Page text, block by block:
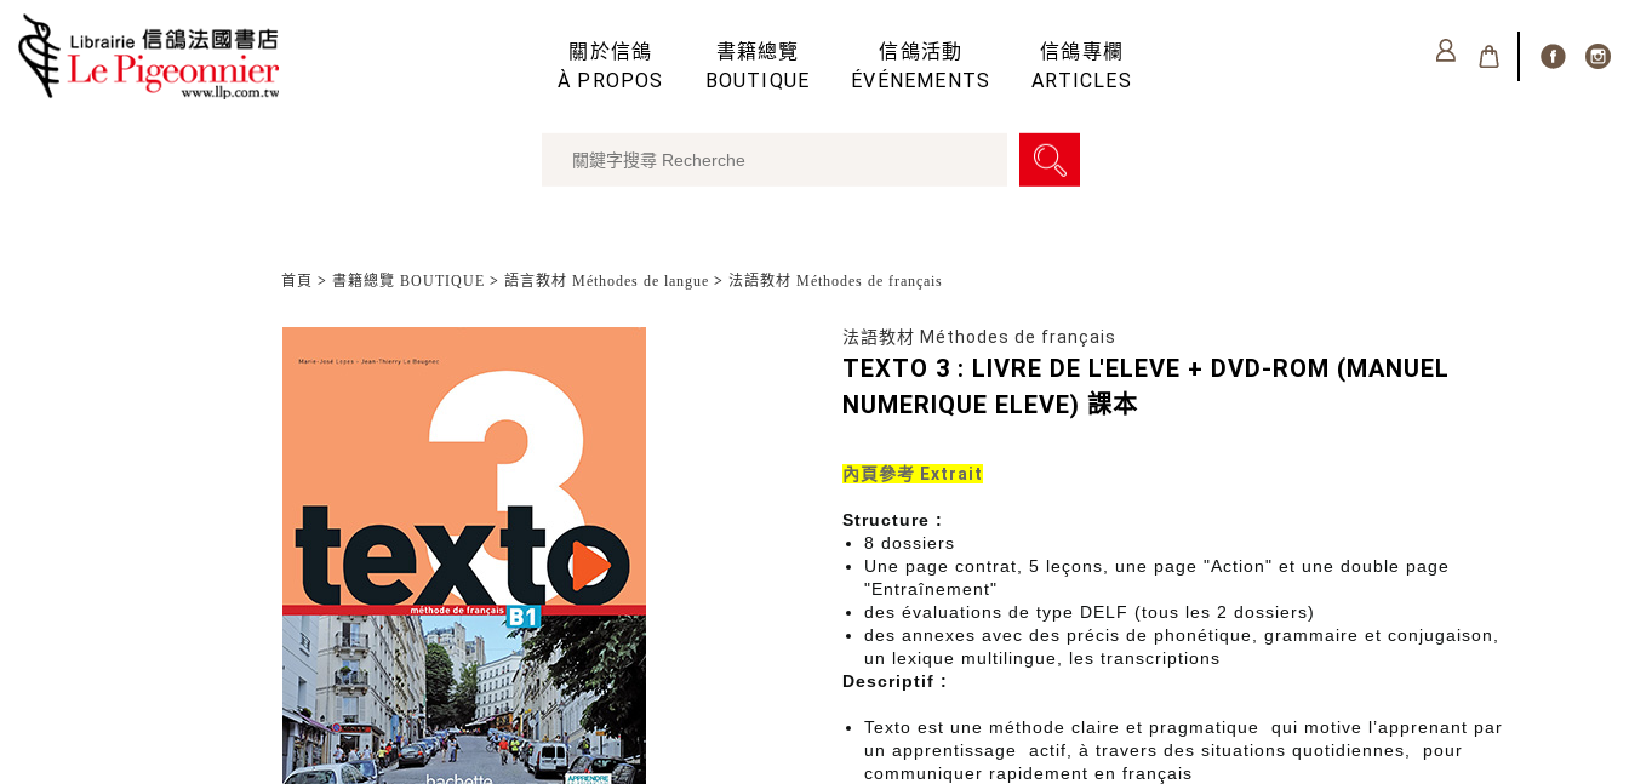
關於信鴿
À PROPOS
書籍總覽
BOUTIQUE
信鴿活動
ÉVÉNEMENTS
信鴿專欄
ARTICLES
首頁 > 書籍總覽 BOUTIQUE > 語言教材 Méthodes de langue > 法語教材 Méthodes de français
法語教材 Méthodes de français
TEXTO 3 : LIVRE DE L'ELEVE + DVD-ROM (MANUEL
NUMERIQUE ELEVE) 課本
內頁參考 Extrait
Structure :
8 dossiers
Une page contrat, 5 leçons, une page "Action" et une double page
"Entraînement"
des évaluations de type DELF (tous les 2 dossiers)
des annexes avec des précis de phonétique, grammaire et conjugaison,
un lexique multilingue, les transcriptions
Descriptif :
Texto est une méthode claire et pragmatique qui motive l’apprenant par
un apprentissage actif, à travers des situations quotidiennes, pour
communiquer rapidement en français